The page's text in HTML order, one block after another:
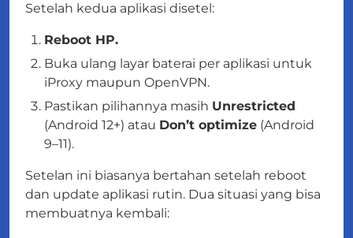
Setelah kedua aplikasi disetel:
Reboot HP.
Buka ulang layar baterai per aplikasi untuk
iProxy maupun OpenVPN.
Pastikan pilihannya masih Unrestricted
(Android 12+) atau Don’t optimize (Android
9–11).
Setelan ini biasanya bertahan setelah reboot
dan update aplikasi rutin. Dua situasi yang bisa
membuatnya kembali: